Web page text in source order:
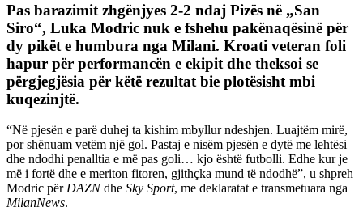
Pas barazimit zhgënjyes 2-2 ndaj Pizës në „San
Siro“, Luka Modric nuk e fshehu pakënaqësinë për
dy pikët e humbura nga Milani. Kroati veteran foli
hapur për performancën e ekipit dhe theksoi se
përgjegjësia për këtë rezultat bie plotësisht mbi
kuqezinjtë.
“Në pjesën e parë duhej ta kishim mbyllur ndeshjen. Luajtëm mirë,
por shënuam vetëm një gol. Pastaj e nisëm pjesën e dytë me lehtësi
dhe ndodhi penalltia e më pas goli… kjo është futbolli. Edhe kur je
më i fortë dhe e meriton fitoren, gjithçka mund të ndodhë”, u shpreh
Modric për DAZNdhe Sky Sport, me deklaratat e transmetuara nga
MilanNews.